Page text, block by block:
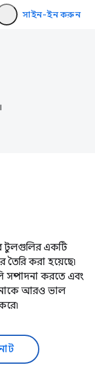
সাইন-ইন করুন
টুলগুলির একটি
তৈরি করা হয়েছে৷
করতে এবং
আরও ভাল